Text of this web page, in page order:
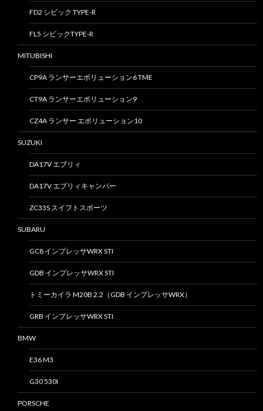
FD2 シビック TYPE-R
FL5 シビックTYPE-R
MITUBISHI
CP9A ランサーエボリューション6 TME
CT9A ランサーエボリューション9
CZ4A ランサー エボリューション10
SUZUKI
DA17V エブリィ
DA17V エブリィキャンパー
ZC33S スイフトスポーツ
SUBARU
GC8 インプレッサWRX STI
GDB インプレッサWRX STI
トミーカイラ M20B 2.2（GDB インプレッサWRX）
GRB インプレッサWRX STI
BMW
E36 M3
G30 530I
PORSCHE